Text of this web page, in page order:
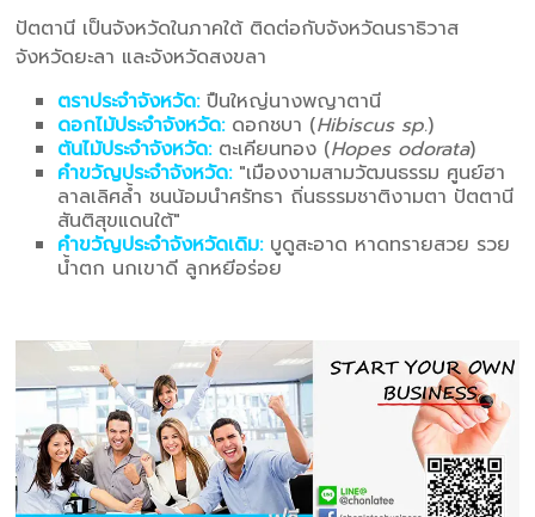
ปัตตานี เป็นจังหวัดในภาคใต้ ติดต่อกับจังหวัดนราธิวาส
จังหวัดยะลา และจังหวัดสงขลา
ตราประจำจังหวัด:ปืนใหญ่นางพญาตานี
ดอกไม้ประจำจังหวัด: ดอกชบา (Hibiscus sp.)
ต้นไม้ประจำจังหวัด: ตะเคียนทอง (Hopes odorata)
คำขวัญประจำจังหวัด:"เมืองงามสามวัฒนธรรม ศูนย์ฮา
ลาลเลิศล้ำ ชนน้อมนำศรัทธา ถิ่นธรรมชาติงามตา ปัตตานี
สันติสุขแดนใต้"
คำขวัญประจำจังหวัดเดิม: บูดูสะอาด หาดทรายสวย รวย
น้ำตก นกเขาดี ลูกหยีอร่อย